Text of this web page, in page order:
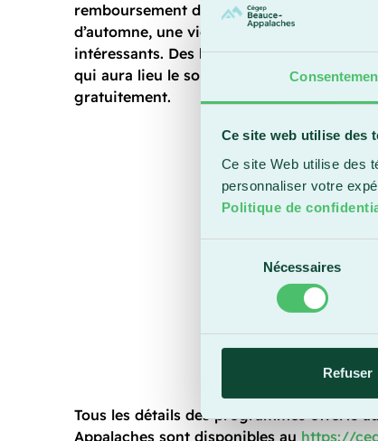
Ce site web utilise des
Ce site Web utilise des
personnaliser votre
Politique de
consentement
Nécessaires
Refuser
remboursement de leurs frais de scolarité
d’automne, une vignette de stationnement
intéressants. Des billets pour le match de
qui aura lieu le soir même au Centre
gratuitement.
Tous les détails des programmes offerts
Appalaches sont disponibles au https://